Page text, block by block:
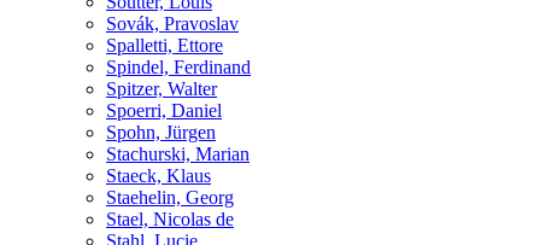
Sovák, Pravoslav
Spalletti, Ettore
Spindel, Ferdinand
Spitzer, Walter
Spoerri, Daniel
Spohn, Jürgen
Stachurski, Marian
Staeck, Klaus
Staehelin, Georg
Stael, Nicolas de
Stahl, Lucie